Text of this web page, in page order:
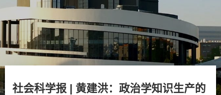
社会科学报 | 黄建洪：政治学知识生产的